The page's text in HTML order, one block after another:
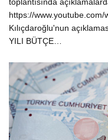
https://
Kılıçdaroğlu'nun
YILI BÜTÇE…